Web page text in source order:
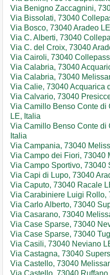
Via Benigno Zaccagnini,
Via Bissolati, 73040
Via Bosco, 73040 Aradeo
Via C. Alberti, 73040
Via C. del Croix, 73040
Via Cairoli, 73040
Via Calabria, 73040
Via Calabria, 73040
Via Calie, 73040 Acquarica
Via Calvario, 73040
Via Camillo Benso Conte di
LE, Italia
Via Camillo Benso Conte di
Italia
Via Campania, 73040
Via Campo dei Fiori, 73040
Via Campo Sportivo, 73040
Via Capi di Lupo, 73040
Via Caputo, 73040 Racale
Via Carabiniere Luigi Rollo,
Via Carlo Alberto, 73040
Via Casarano, 73040
Via Case Sparse, 73040
Via Case Sparse, 73040
Via Casili, 73040 Neviano
Via Castagna, 73040
Via Castello, 73040
Via Castello, 73040 Ruffano